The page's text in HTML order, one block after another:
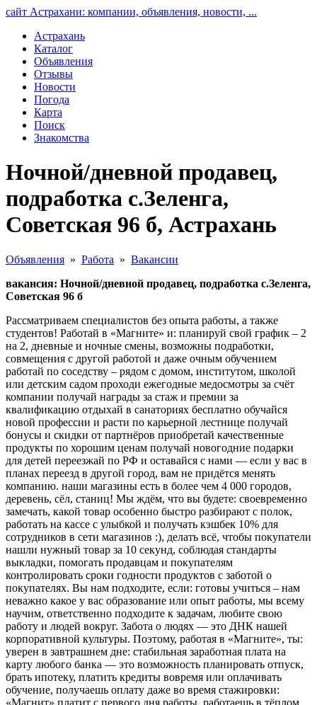
сайт Астрахани: компании, объявления, новости, ...
Астрахань
Каталог
Объявления
Отзывы
Новости
Погода
Карта
Поиск
Знакомства
Ночной/дневной продавец,
подработка с.Зеленга,
Советская 96 б, Астрахань
Объявления » Работа » Вакансии
вакансия: Ночной/дневной продавец, подработка с.Зеленга,
Советская 96 б
Рассматриваем специалистов без опыта работы, а также
студентов! Работай в «Магните» и: планируй свой график – 2
на 2, дневные и ночные смены, возможны подработки,
совмещения с другой работой и даже очным обучением
работай по соседству – рядом с домом, институтом, школой
или детским садом проходи ежегодные медосмотры за счёт
компании получай награды за стаж и премии за
квалификацию отдыхай в санаториях бесплатно обучайся
новой профессии и расти по карьерной лестнице получай
бонусы и скидки от партнёров приобретай качественные
продукты по хорошим ценам получай новогодние подарки
для детей переезжай по РФ и оставайся с нами — если у вас в
планах переезд в другой город, вам не придётся менять
компанию. наши магазины есть в более чем 4 000 городов,
деревень, сёл, станиц! Мы ждём, что вы будете: своевременно
замечать, какой товар особенно быстро разбирают с полок,
работать на кассе с улыбкой и получать кэшбек 10% для
сотрудников в сети магазинов :), делать всё, чтобы покупатели
нашли нужный товар за 10 секунд, соблюдая стандарты
выкладки, помогать продавцам и покупателям
контролировать сроки годности продуктов с заботой о
покупателях. Вы нам подходите, если: готовы учиться – нам
неважно какое у вас образование или опыт работы, мы всему
научим, ответственно подходите к задачам, любите свою
работу и людей вокруг. Забота о людях — это ДНК нашей
корпоративной культуры. Поэтому, работая в «Магните», ты:
уверен в завтрашнем дне: стабильная заработная плата на
карту любого банка — это возможность планировать отпуск,
брать ипотеку, платить кредиты вовремя или оплачивать
обучение, получаешь оплату даже во время стажировки:
«Магнит» платит с первого дня работы, работаешь в тёплом